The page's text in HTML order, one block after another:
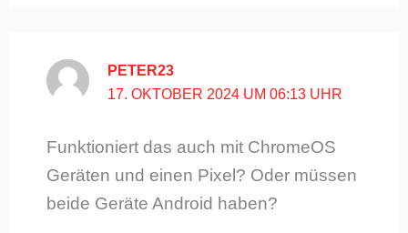
PETER23
17. OKTOBER 2024 UM 06:13 UHR
Funktioniert das auch mit ChromeOS
Geräten und einen Pixel? Oder müssen
beide Geräte Android haben?